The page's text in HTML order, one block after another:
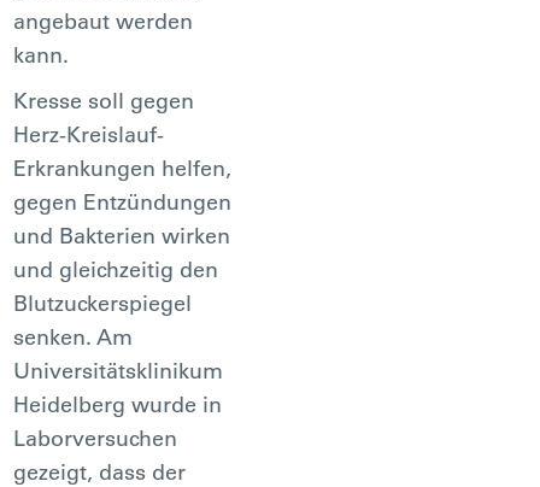
angebaut werden
kann.
Kresse soll gegen
Herz-Kreislauf-
Erkrankungen helfen,
gegen Entzündungen
und Bakterien wirken
und gleichzeitig den
Blutzuckerspiegel
senken. Am
Universitätsklinikum
Heidelberg wurde in
Laborversuchen
gezeigt, dass der